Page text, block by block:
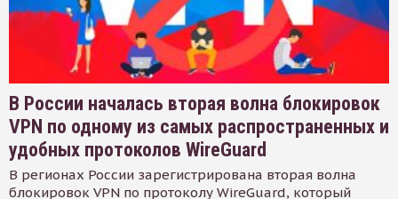
В России началась вторая волна блокировок
VPN по одному из самых распространенных и
удобных протоколов WireGuard
В регионах России зарегистрирована вторая волна
блокировок VPN по протоколу WireGuard, который